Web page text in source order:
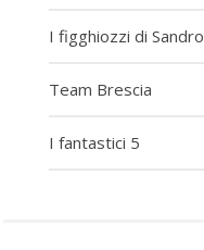
I figghiozzi di Sandro
Team Brescia
I fantastici 5